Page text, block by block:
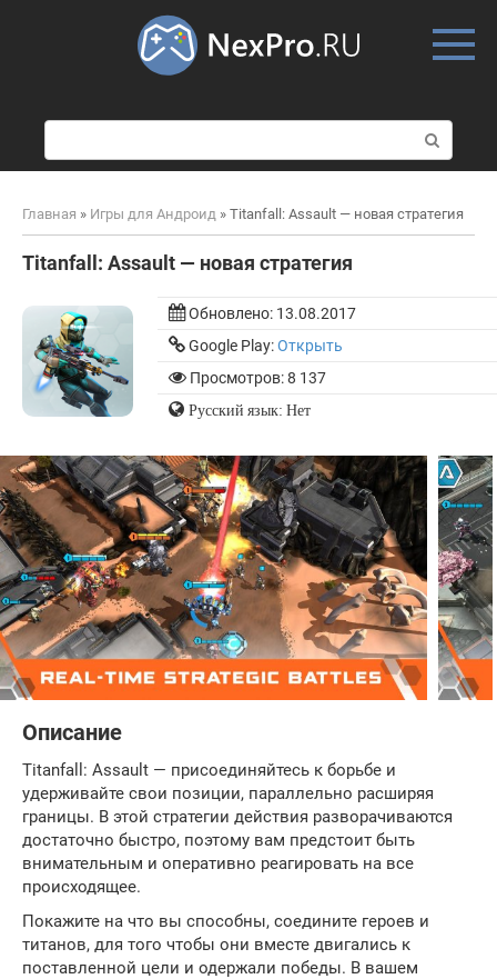
о
и
к
Главная » Игры для Андроид » Titanfall: Assault — новая стратегия
Titanfall: Assault — новая стратегия
Обновлено: 13.08.2017
Google Play:Открыть
Просмотров: 8 137
Русский язык: Нет
Описание
Titanfall: Assault — присоединяйтесь к борьбе и
удерживайте свои позиции, параллельно расширяя
границы. В этой стратегии действия разворачиваются
достаточно быстро, поэтому вам предстоит быть
внимательным и оперативно реагировать на все
происходящее.
Покажите на что вы способны, соедините героев и
титанов, для того чтобы они вместе двигались к
поставленной цели и одержали победы. В вашем